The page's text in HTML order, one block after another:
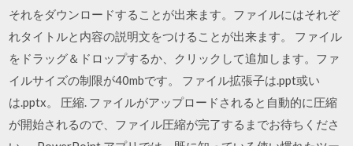
それをダウンロードすることが出来ます。ファイルにはそれぞ
れタイトルと内容の説明文をつけることが出来ます。 ファイル
をドラッグ＆ドロップするか、クリックして追加します。ファ
イルサイズの制限が40mbです。 ファイル拡張子は.ppt或い
は.pptx。 圧縮. ファイルがアップロードされると自動的に圧縮
が開始されるので、ファイル圧縮が完了するまでお待ちくださ